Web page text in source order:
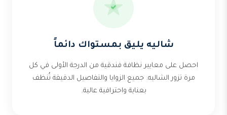
شاليه يليق بمستواك دائماً
احصل على معايير نظافة فندقية من الدرجة الأولى في كل
مرة تزور الشاليه. جميع الزوايا والتفاصيل الدقيقة تُنظف
بعناية واحترافية عالية.